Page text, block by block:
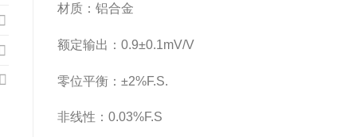
材质：铝合金
额定输出：0.9±0.1mV/V
零位平衡：±2%F.S.
非线性：0.03%F.S